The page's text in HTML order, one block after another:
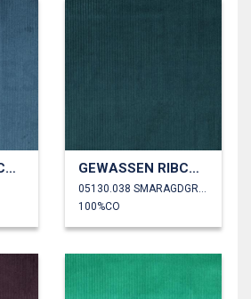
GEWASSEN RIBCORDUROY 4.5W GEWASSEN RIBCORDUROY 4.5W
05130.038 SMARAGDGROEN
100%CO